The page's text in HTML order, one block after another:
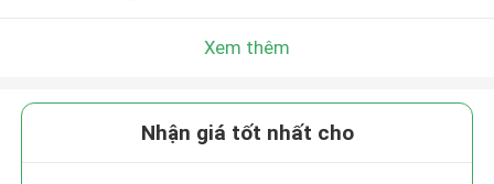
Xem thêm
Nhận giá tốt nhất cho